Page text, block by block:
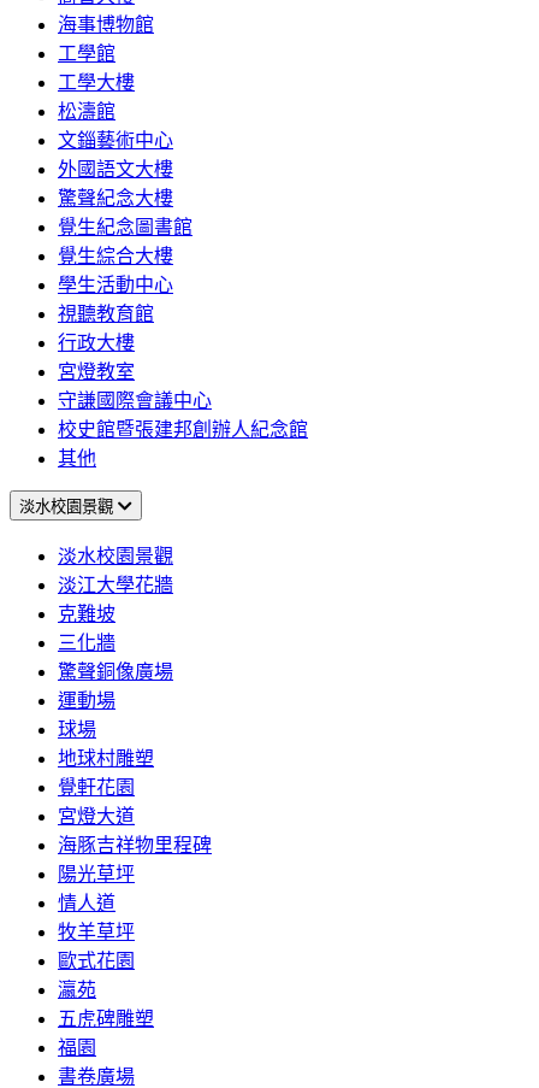
海事博物館
工學館
工學大樓
松濤館
文錙藝術中心
外國語文大樓
驚聲紀念大樓
覺生紀念圖書館
覺生綜合大樓
學生活動中心
視聽教育館
行政大樓
宮燈教室
守謙國際會議中心
校史館暨張建邦創辦人紀念館
其他
淡水校園景觀
淡水校園景觀
淡江大學花牆
克難坡
三化牆
驚聲銅像廣場
運動場
球場
地球村雕塑
覺軒花園
宮燈大道
海豚吉祥物里程碑
陽光草坪
情人道
牧羊草坪
歐式花園
瀛苑
五虎碑雕塑
福園
書卷廣場